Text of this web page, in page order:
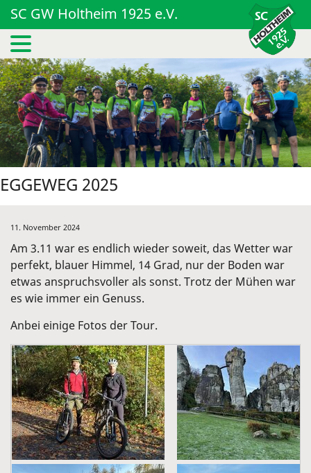
SC GW Holtheim 1925 e.V.
EGGEWEG 2025
11. November 2024
Am 3.11 war es endlich wieder soweit, das Wetter war
perfekt, blauer Himmel, 14 Grad, nur der Boden war
etwas anspruchsvoller als sonst. Trotz der Mühen war
es wie immer ein Genuss.
Anbei einige Fotos der Tour.